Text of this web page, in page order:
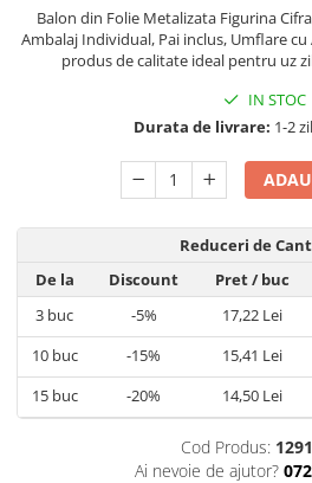
Perne Voiaj, Paturi si Textile
Produse ingrijire incaltaminte
Radiatoare si Seminee electrice
Tapet 3D Autoadeziv
Umidificatoare
Uscatoare si Standere Haine
Articole pentru Gradina si Bricolaj
Corpuri de iluminat
Lampi de veghe
Articole si, Echipamente pentru
Transport şi Ridicat
Pelerine, Umbrele si Accesorii
Videoproiectoare
Balon din Folie Metalizata Figurina
Ambalaj Individual, Pai inclus, Umflare cu
produs de calitate ideal pentru uz
IN STOC
Durata de livrare: 1-2
Reduceri de
De la
Discount Pret/ buc
3 buc -5% 17,22 Lei
10buc -15% 15,41 Lei
15buc -20% 14,50 Lei
Cod Produs:
Ai nevoie de ajutor?